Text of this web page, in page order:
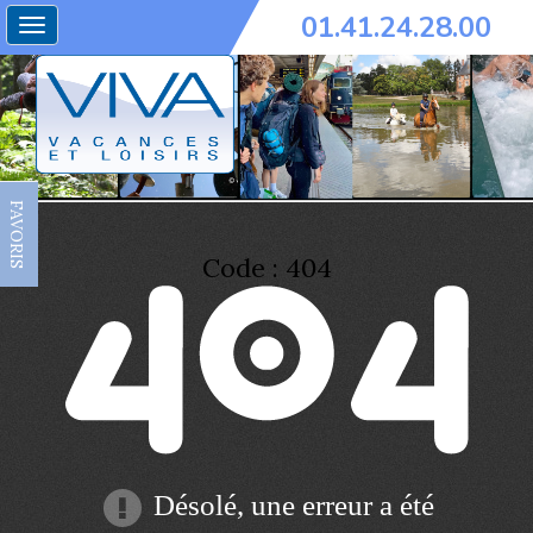
Toggle
navigation
01.41.24.28.00
FAVORIS Code : 404
Désolé, une erreur a été